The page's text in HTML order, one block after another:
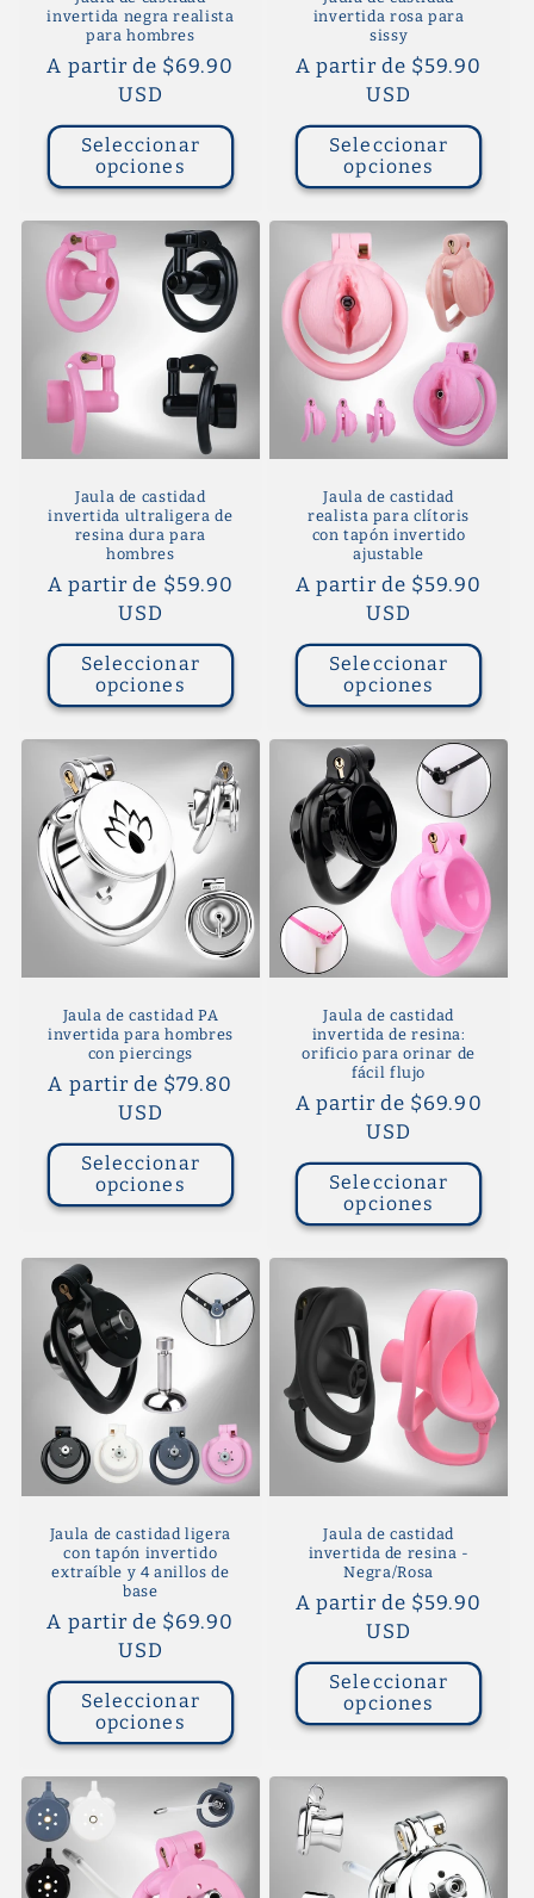
invertida negra realista
para hombres
Precio
habitual
A partir de $69.90
USD
Seleccionar
opciones
invertida rosa para
sissy
Precio
habitual
A partir de $59.90
USD
Seleccionar
opciones
Jaula de castidad
invertida ultraligera de
resina dura para
hombres
Precio
habitual
A partir de $59.90
USD
Seleccionar
opciones
Jaula de castidad
realista para clítoris
con tapón invertido
ajustable
Precio
habitual
A partir de $59.90
USD
Seleccionar
opciones
Jaula de castidad PA
invertida para hombres
con piercings
Precio
habitual
A partir de $79.80
USD
Seleccionar
opciones
Jaula de castidad
invertida de resina:
orificio para orinar de
fácil flujo
Precio
habitual
A partir de $69.90
USD
Seleccionar
opciones
Jaula de castidad ligera
con tapón invertido
extraíble y 4 anillos de
base
Precio
habitual
A partir de $69.90
USD
Seleccionar
opciones
Jaula de castidad
invertida de resina -
Negra/Rosa
Precio
habitual
A partir de $59.90
USD
Seleccionar
opciones